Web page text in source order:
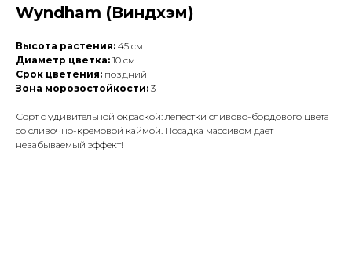
Wyndham (Виндхэм)
Высота растения: 45 см
Диаметр цветка: 10 см
Срок цветения: поздний
Зона морозостойкости: 3
Сорт с удивительной окраской: лепестки сливово-бордового цвета
со сливочно-кремовой каймой. Посадка массивом дает
незабываемый эффект!